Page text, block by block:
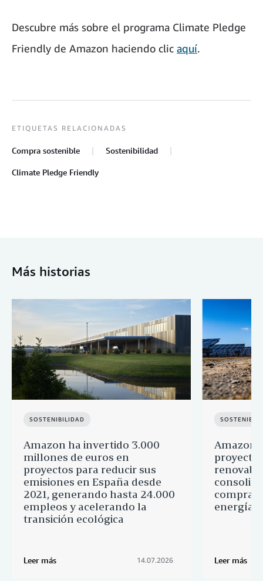
Descubre más sobre el programa Climate Pledge
Friendly de Amazon haciendo clic aquí.
ETIQUETAS RELACIONADAS
Compra sostenible Sostenibilidad
Climate Pledge Friendly
Más historias
SOSTENIBILIDAD
Amazon ha invertido 3.000
millones de euros en
proyectos para reducir sus
emisiones en España desde
2021, generando hasta 24.000
empleos y acelerando la
transición ecológica
Leer más 14.07.2026
Amazon
energía
Leer más